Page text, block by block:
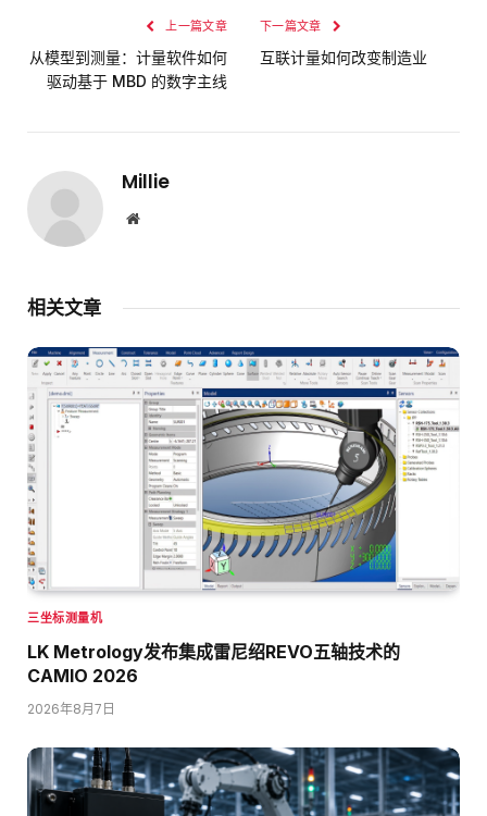
上一篇文章
从模型到测量：计量软件如何
驱动基于 MBD 的数字主线
下一篇文章
互联计量如何改变制造业
Millie
网
相关文章
三坐标测量机
LK Metrology发布集成雷尼绍REVO五轴技术的
CAMIO 2026
2026年8月7日